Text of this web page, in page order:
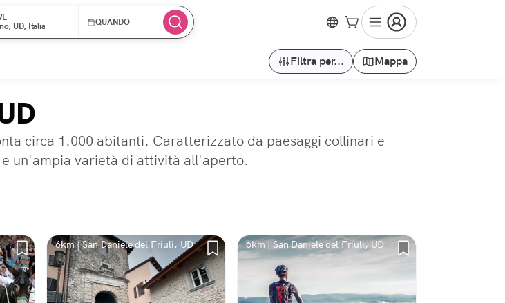
UD, Italia
QUANDO
Filtra per... Mappa
circa 1.000 abitanti. Caratterizzato da paesaggi collinari e
un'ampia varietà di attività all'aperto.
6km | San Daniele del Friuli, UD 6km | San Daniele del Friuli, UD